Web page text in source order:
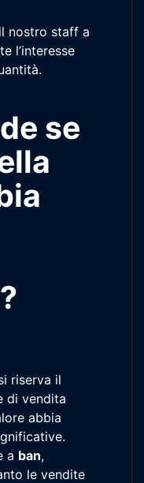
nostro staff a
l’interesse
se
riserva il
di vendita
abbia
a ban,
le vendite